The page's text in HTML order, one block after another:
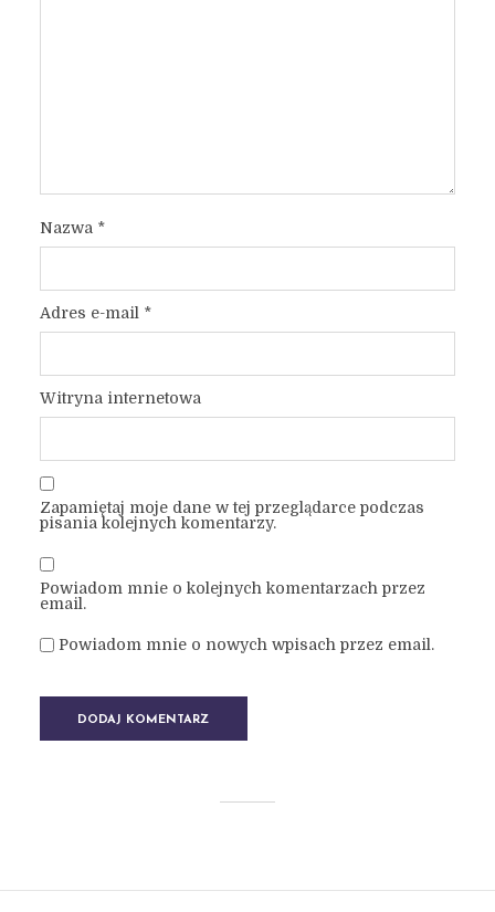
Nazwa *
Adres e-mail *
Witryna internetowa
Zapamiętaj moje dane w tej przeglądarce podczas
pisania kolejnych komentarzy.
Powiadom mnie o kolejnych komentarzach przez
email.
Powiadom mnie o nowych wpisach przez email.